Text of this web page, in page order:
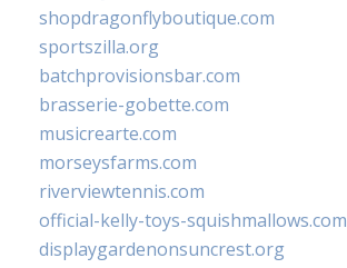
shopdragonflyboutique.com
sportszilla.org
batchprovisionsbar.com
brasserie-gobette.com
musicrearte.com
morseysfarms.com
riverviewtennis.com
official-kelly-toys-squishmallows.com
displaygardenonsuncrest.org